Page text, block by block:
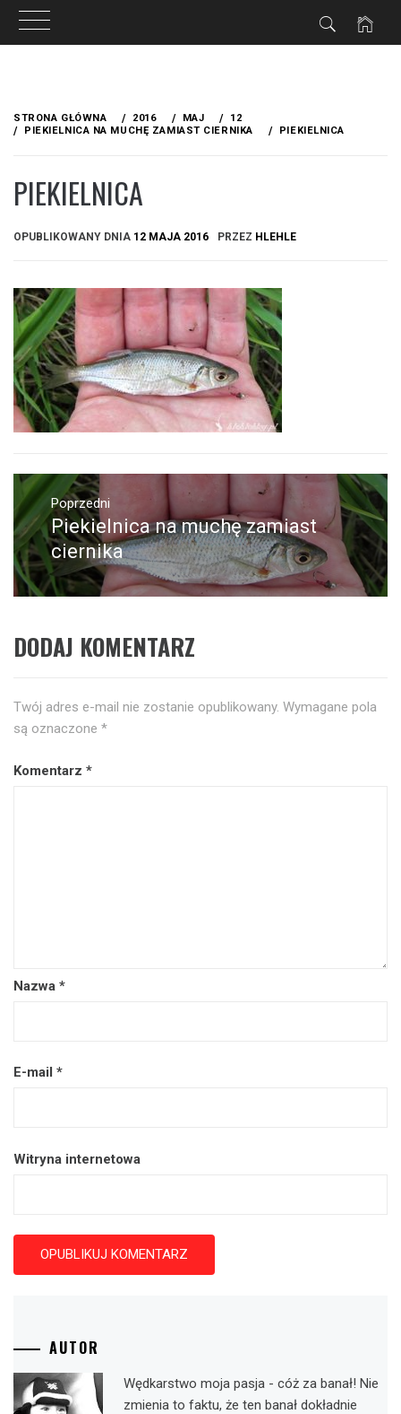
treści
STRONA GŁÓWNA 2016 MAJ
12
PIEKIELNICA NA MUCHĘ ZAMIAST CIERNIKA
PIEKIELNICA
PIEKIELNICA
OPUBLIKOWANY DNIA 12 MAJA 2016 PRZEZ HLEHLE
Nawigacja
wpisuPoprzedni
Poprzedni
wpis:
Piekielnica na muchę zamiast
ciernika
DODAJ KOMENTARZ
Twój adres e-mail nie zostanie opublikowany. Wymagane pola
są oznaczone *
Komentarz *
Nazwa *
E-mail *
Witryna internetowa
AUTOR
Wędkarstwo moja pasja - cóż za banał! Nie
zmienia to faktu, że ten banał dokładnie